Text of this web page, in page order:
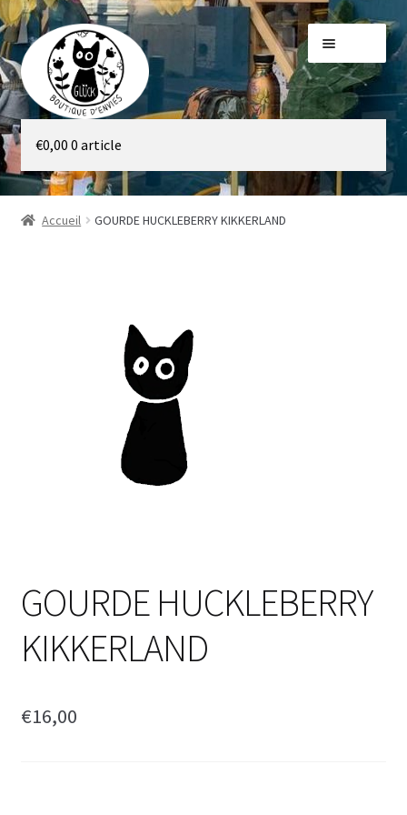
Aller
à
la
navigation
Aller
au
contenu
Galerie
Boutique
€0,00 0 article
Accueil GOURDE HUCKLEBERRY KIKKERLAND
GOURDE HUCKLEBERRY
KIKKERLAND
€16,00